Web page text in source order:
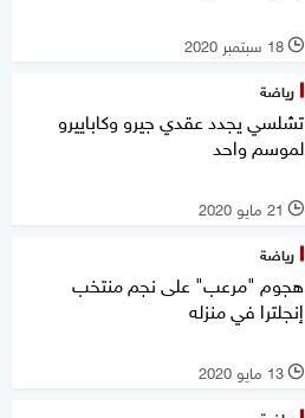
l 18 سبتمبر 2020
رياضة
تشلسي يجدد عقدي جيرو وكاباييرو
لموسم واحد
l 21 مايو 2020
رياضة
هجوم "مرعب" على نجم منتخب
إنجلترا في منزله
l 13 مايو 2020